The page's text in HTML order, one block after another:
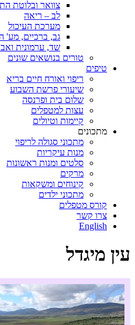
צוואר ובלוטת
לב – ריאה
מערכת העיכול
גב, ברכיים, מע'
שד, ערמונית
טורים בנושאים שונים
טיפים
ריפוי ואורח חיים בריא
שיעורי פרשת השבוע
שלום בית ופרנסה
עצות למטפלים
קיימות וטיולים
מתכונים
מתכוני סגולה לריפוי
מנות עיקריות
סלטים ומנות ראשונות
מרקים
קינוחים ומשקאות
מתכוני ילדים
קורס מטפלים
צרו קשר
English
עין מיגדל